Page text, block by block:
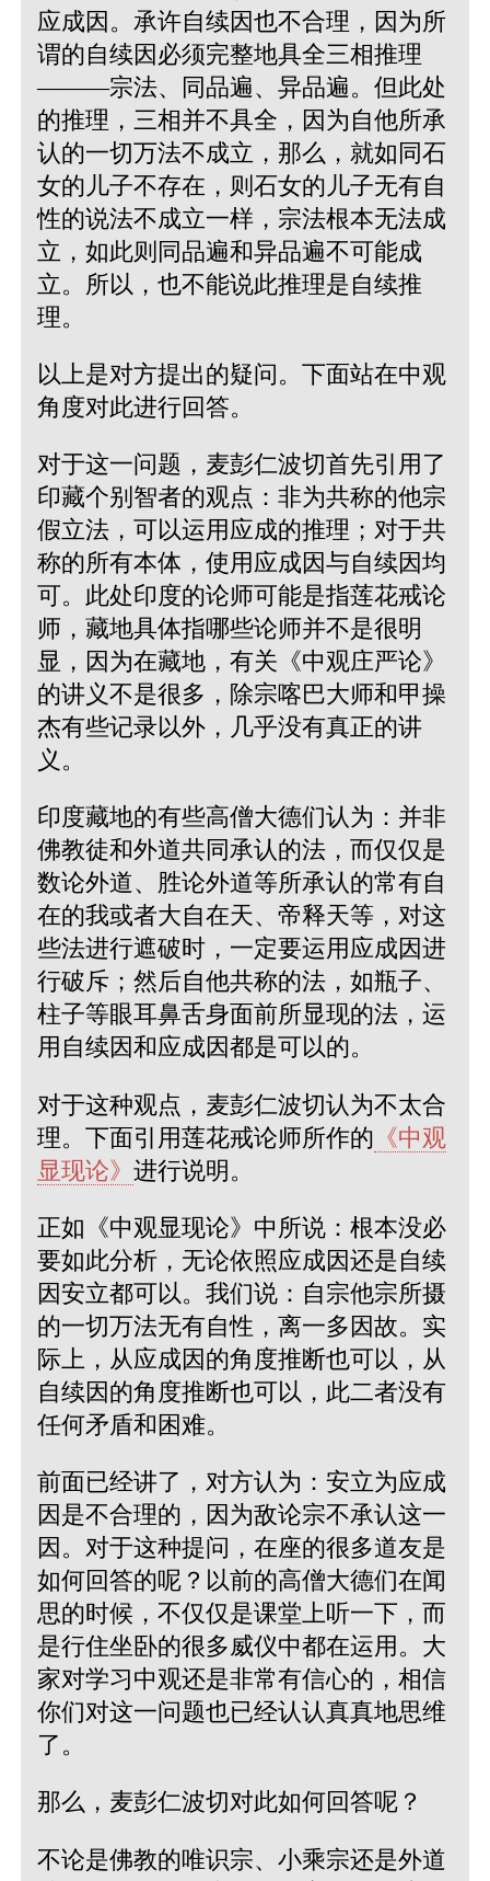
应成因。承许自续因也不合理，因为所
谓的自续因必须完整地具全三相推理
———宗法、同品遍、异品遍。但此处
的推理，三相并不具全，因为自他所承
认的一切万法不成立，那么，就如同石
女的儿子不存在，则石女的儿子无有自
性的说法不成立一样，宗法根本无法成
立，如此则同品遍和异品遍不可能成
立。所以，也不能说此推理是自续推
理。
以上是对方提出的疑问。下面站在中观
角度对此进行回答。
对于这一问题，麦彭仁波切首先引用了
印藏个别智者的观点：非为共称的他宗
假立法，可以运用应成的推理；对于共
称的所有本体，使用应成因与自续因均
可。此处印度的论师可能是指莲花戒论
师，藏地具体指哪些论师并不是很明
显，因为在藏地，有关《中观庄严论》
的讲义不是很多，除宗喀巴大师和甲操
杰有些记录以外，几乎没有真正的讲
义。
印度藏地的有些高僧大德们认为：并非
佛教徒和外道共同承认的法，而仅仅是
数论外道、胜论外道等所承认的常有自
在的我或者大自在天、帝释天等，对这
些法进行遮破时，一定要运用应成因进
行破斥；然后自他共称的法，如瓶子、
柱子等眼耳鼻舌身面前所显现的法，运
用自续因和应成因都是可以的。
对于这种观点，麦彭仁波切认为不太合
理。下面引用莲花戒论师所作的 《中观
显现论》 进行说明。
正如《中观显现论》中所说：根本没必
要如此分析，无论依照应成因还是自续
因安立都可以。我们说：自宗他宗所摄
的一切万法无有自性，离一多因故。实
际上，从应成因的角度推断也可以，从
自续因的角度推断也可以，此二者没有
任何矛盾和困难。
前面已经讲了，对方认为：安立为应成
因是不合理的，因为敌论宗不承认这一
因。对于这种提问，在座的很多道友是
如何回答的呢？以前的高僧大德们在闻
思的时候，不仅仅是课堂上听一下，而
是行住坐卧的很多威仪中都在运用。大
家对学习中观还是非常有信心的，相信
你们对这一问题也已经认认真真地思维
了。
那么，麦彭仁波切对此如何回答呢？
不论是佛教的唯识宗、小乘宗还是外道